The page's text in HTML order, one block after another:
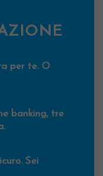
per te. O
banking, tre
Sei